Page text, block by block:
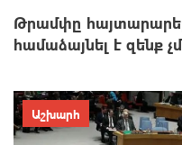
Թրամփը
համաձայնել է զենք
Աշխարհ